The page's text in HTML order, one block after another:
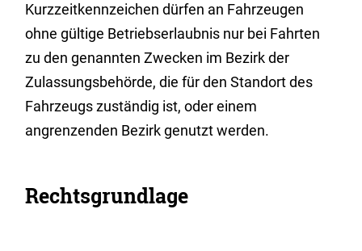
Kurzzeitkennzeichen dürfen an Fahrzeugen
ohne gültige Betriebserlaubnis nur bei Fahrten
zu den genannten Zwecken im Bezirk der
Zulassungsbehörde, die für den Standort des
Fahrzeugs zuständig ist, oder einem
angrenzenden Bezirk genutzt werden.
Rechtsgrundlage